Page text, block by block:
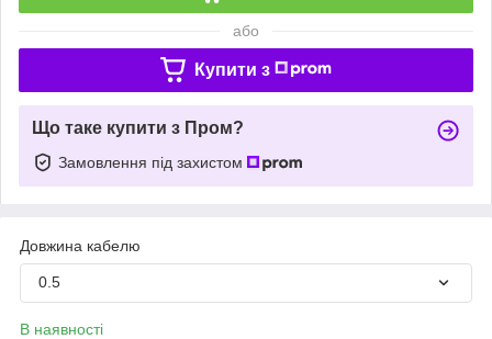
або
Купити з
Що таке купити з Пром?
Замовлення під захистом
Довжина кабелю
0.5
В наявності